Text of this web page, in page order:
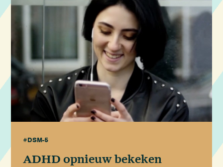
#DSM-5
ADHD opnieuw bekeken